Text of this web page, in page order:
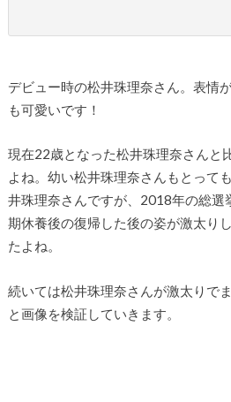
デビュー時の松井珠理奈さん。表情
も可愛いです！
現在22歳となった松井珠理奈さんと
よね。幼い松井珠理奈さんもとって
井珠理奈さんですが、2018年の総選
期休養後の復帰した後の姿が激太り
たよね。
続いては松井珠理奈さんが激太りで
と画像を検証していきます。